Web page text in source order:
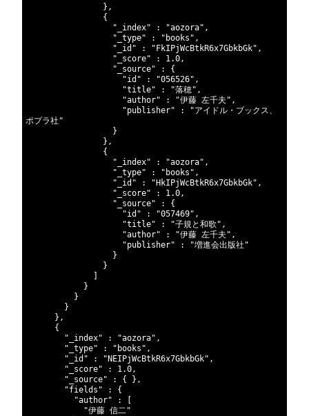
} ,
{
"_index"
: "aozora" ,
"_type"
: "books" ,
"_id"
: "FkIPjWcBtkR6x7GbkbGk" ,
"_score"
: 1.0,
"_source"
:
{
"id"
: "056526" ,
"title"
: "落穂" ,
"author"
: "伊藤 左千夫" ,
"publisher"
:
"アイドル・ブックス、
ポプラ社"
}
} ,
{
"_index"
: "aozora" ,
"_type"
: "books" ,
"_id"
: "HkIPjWcBtkR6x7GbkbGk" ,
"_score"
: 1.0,
"_source"
:
{
"id"
: "057469" ,
"title"
: "子規と和歌" ,
"author"
: "伊藤 左千夫" ,
"publisher"
:
"増進会出版社"
}
}
}
}
}
} ,
{
"_index"
: "aozora" ,
"_type"
: "books" ,
"_id"
: "NEIPjWcBtkR6x7GbkbGk" ,
"_score"
: 1.0,
"_source"
: { } ,
"fields"
:
{
"author"
:
"伊藤 信二"